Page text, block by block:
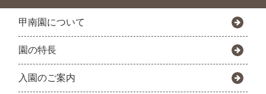
甲南園について
園の特長
入園のご案内